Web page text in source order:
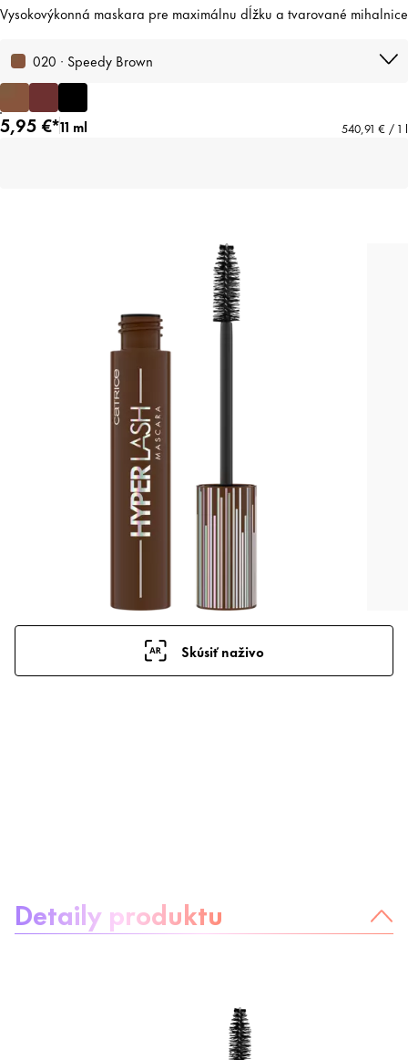
Vysokovýkonná maskara pre maximálnu dĺžku a tvarované mihalnice
020 · Speedy Brown
5,95 €*11 ml 540,91 € / 1 l
Skúsiť naživo
Detaily produktu